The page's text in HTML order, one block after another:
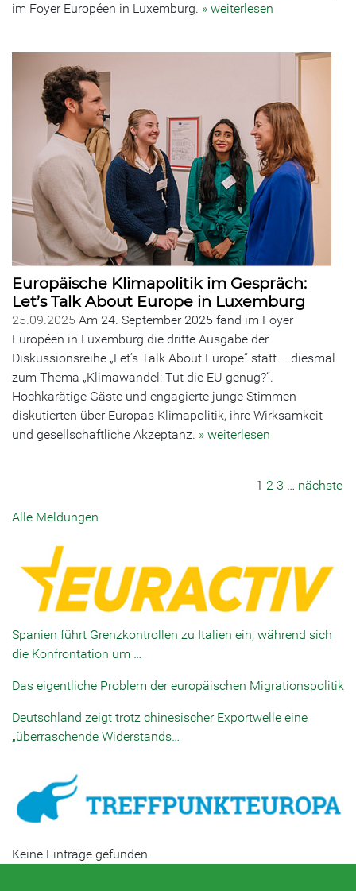
im Foyer Européen in Luxemburg. » weiterlesen
Europäische Klimapolitik im Gespräch:
Let’s Talk About Europe in Luxemburg
25.09.2025 Am 24. September 2025 fand im Foyer
Européen in Luxemburg die dritte Ausgabe der
Diskussionsreihe „Let’s Talk About Europe“ statt – diesmal
zum Thema „Klimawandel: Tut die EU genug?“.
Hochkarätige Gäste und engagierte junge Stimmen
diskutierten über Europas Klimapolitik, ihre Wirksamkeit
und gesellschaftliche Akzeptanz. » weiterlesen
1 2 3 … nächste
Alle Meldungen
Spanien führt Grenzkontrollen zu Italien ein, während sich
die Konfrontation um …
Das eigentliche Problem der europäischen Migrationspolitik
Deutschland zeigt trotz chinesischer Exportwelle eine
„überraschende Widerstands…
Keine Einträge gefunden